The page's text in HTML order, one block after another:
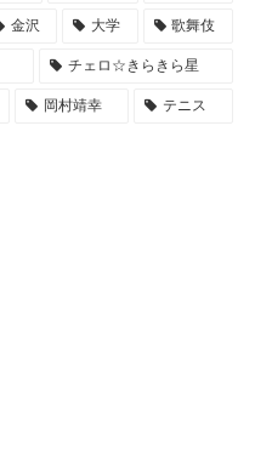
金沢 大学 歌舞伎
チェロ☆きらきら星
岡村靖幸 テニス